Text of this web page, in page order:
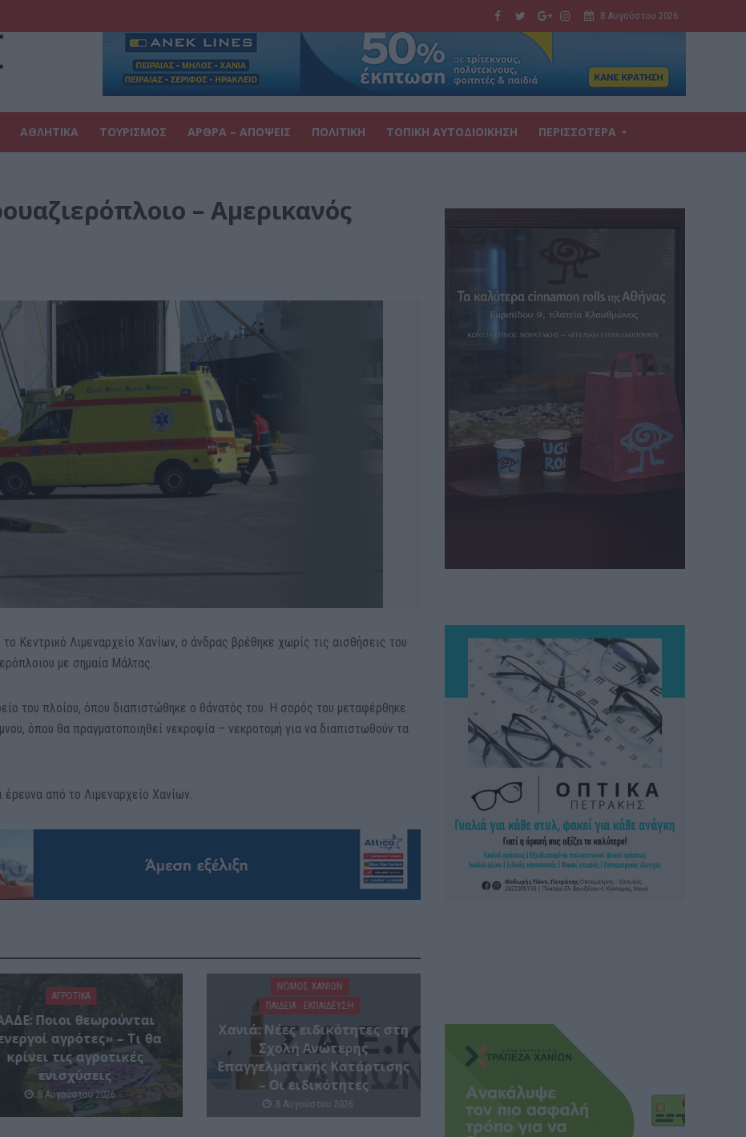
8 Αυγούστου 2026
ΑΘΛΗΤΙΚΑ ΤΟΥΡΙΣΜΟΣ ΑΡΘΡΑ – ΑΠΟΨΕΙΣ ΠΟΛΙΤΙΚΗ ΤΟΠΙΚΗ ΑΥΤΟΔΙΟΙΚΗΣΗ ΠΕΡΙΣΣΟΤΕΡΑ
– Αμερικανός
Κεντρικό Λιμεναρχείο Χανίων, ο άνδρας βρέθηκε χωρίς τις αισθήσεις του
με σημαία Μάλτας.
του πλοίου, όπου διαπιστώθηκε ο θάνατός του. Η σορός του μεταφέρθηκε
όπου θα πραγματοποιηθεί νεκροψία – νεκροτομή για να διαπιστωθούν τα
έρευνα από το Λιμεναρχείο Χανίων.
ΑΓΡΟΤΙΚΑ
Ποιοι θεωρούνται
αγρότες» – Τι θα
κρίνει τις αγροτικές
ενισχύσεις
8 Αυγούστου 2026
ΝΟΜΌΣ ΧΑΝΊΩΝ
ΠΑΙΔΕΙΑ - ΕΚΠΑΙΔΕΥΣΗ
Χανιά: Νέες ειδικότητες στη
Σχολή Ανώτερης
Επαγγελματικής Κατάρτισης
– Οι ειδικότητες
8 Αυγούστου 2026